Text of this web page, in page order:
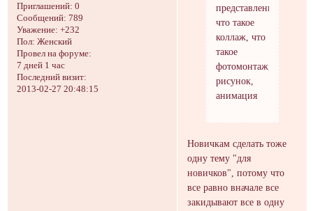
Приглашений: 0
Сообщений: 789
Уважение: +232
Пол: Женский
Провел на форуме:
7 дней 1 час
Последний визит:
2013-02-27 20:48:15
представление,
что такое
коллаж, что
такое
фотомонтаж,
рисунок,
анимация
Новичкам сделать тоже
одну тему "для
новичков", потому что
все равно вначале все
закидывают все в одну